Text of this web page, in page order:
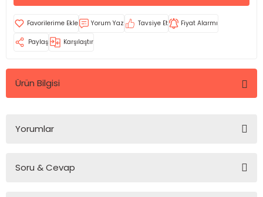
Yorum Yaz Tavsiye Et Fiyat Alarmı
Paylaş Karşılaştır
Ürün Bilgisi
Yorumlar
Soru & Cevap